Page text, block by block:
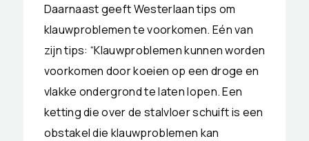
Daarnaast geeft Westerlaan tips om
klauwproblemen te voorkomen. Eén van
zijn tips: “Klauwproblemen kunnen worden
voorkomen door koeien op een droge en
vlakke ondergrond te laten lopen. Een
ketting die over de stalvloer schuift is een
obstakel die klauwproblemen kan